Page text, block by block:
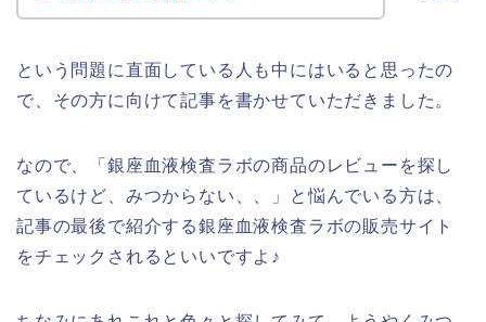
という問題に直面している人も中にはいると思ったの
で、その方に向けて記事を書かせていただきました。
なので、「銀座血液検査ラボの商品のレビューを探し
ているけど、みつからない、、」と悩んでいる方は、
記事の最後で紹介する銀座血液検査ラボの販売サイト
をチェックされるといいですよ♪